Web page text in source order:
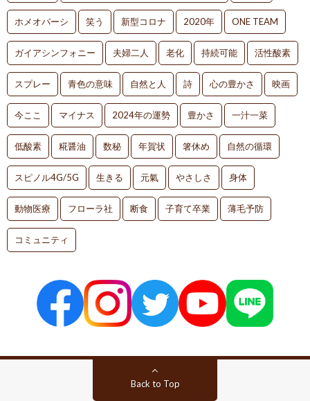
ホメオパーシ 笑う 新型コロナ 2020年 ONE TEAM
ガイアシンフォニー 夫婦二人 老化 持続可能 活性酸素
スプレー 青色の意味 自然と人 詩 心の豊かさ 映画
今ここ マイナス 2024年の運勢 豊かさ 一汁一菜
低酸素 糀醤油 数秘 年賀状 箸休め 自然の循環
スピノル4G/5G 生きる 元氣 やさしさ 身体
動物医療 フローラ社 断食 子育て卒業 薄毛予防
コミュニティ
Back to Top